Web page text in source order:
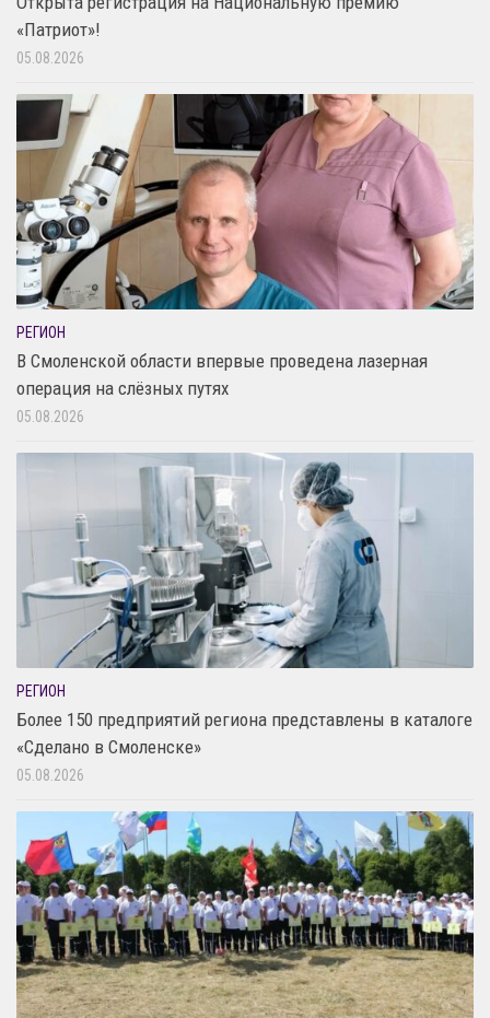
«Патриот»!
05.08.2026
РЕГИОН
В Смоленской области впервые проведена лазерная
операция на слёзных путях
05.08.2026
РЕГИОН
Более 150 предприятий региона представлены в каталоге
«Сделано в Смоленске»
05.08.2026